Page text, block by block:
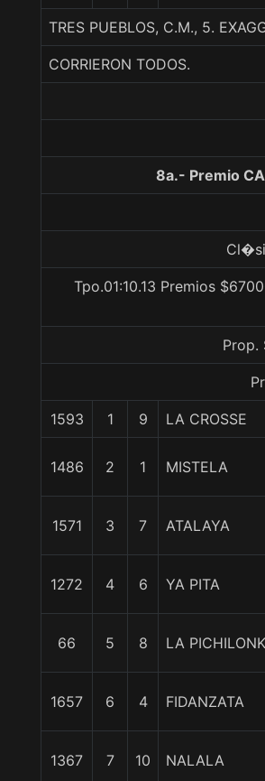
TRES PUEBLOS, C.M., 5.
CORRIERON TODOS.
8a.- Premio
Tpo.01:10.13 Premios
Prop.
1593 1 9 LA CROSSE
1486 2 1 MISTELA
1571 3 7 ATALAYA
1272 4 6 YA PITA
66 5 8 LA
1657 6 4 FIDANZATA
1367 7 10 NALALA